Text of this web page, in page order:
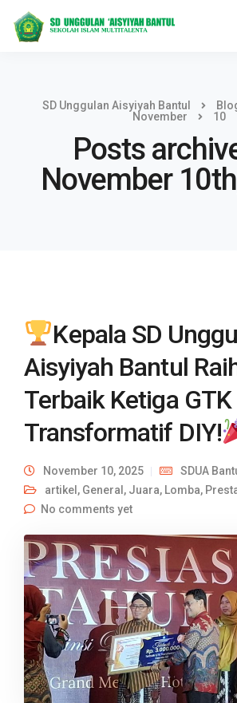
SD Unggulan Aisyiyah Bantul
November
10
Posts
November
Kepala SD
Aisyiyah Bantul
Terbaik Ketiga GTK
Transformatif DIY!
November 10, 2025
SDUA
artikel , General , Juara, Lomba,
No comments yet